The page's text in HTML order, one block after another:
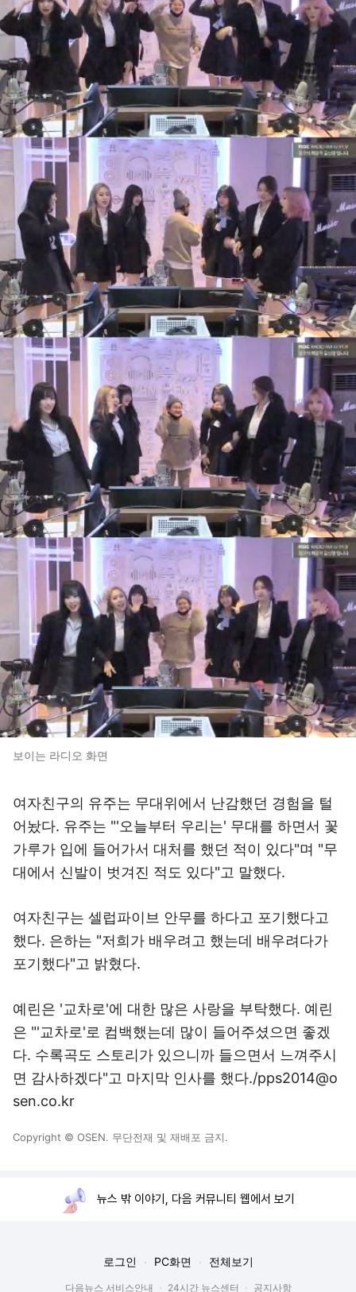
보이는 라디오 화면
여자친구의 유주는 무대위에서 난감했던 경험을 털
어놨다. 유주는 "'오늘부터 우리는' 무대를 하면서 꽃
가루가 입에 들어가서 대처를 했던 적이 있다"며 "무
대에서 신발이 벗겨진 적도 있다"고 말했다.
여자친구는 셀럽파이브 안무를 하다고 포기했다고
했다. 은하는 "저희가 배우려고 했는데 배우려다가
포기했다"고 밝혔다.
예린은 '교차로'에 대한 많은 사랑을 부탁했다. 예린
은 "'교차로'로 컴백했는데 많이 들어주셨으면 좋겠
다. 수록곡도 스토리가 있으니까 들으면서 느껴주시
면 감사하겠다"고 마지막 인사를 했다./pps2014@o
sen.co.kr
Copyright © OSEN. 무단전재 및 재배포 금지.
뉴스 밖 이야기, 다음 커뮤니티 웹에서 보기
로그인 PC화면 전체보기
다음뉴스 서비스안내 24시간 뉴스센터 공지사항